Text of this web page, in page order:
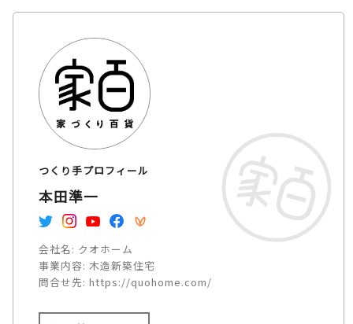
つくり手プロフィール
本田準一
会社名: クオホーム
事業内容: 木造新築住宅
問合せ先: https://quohome.com/